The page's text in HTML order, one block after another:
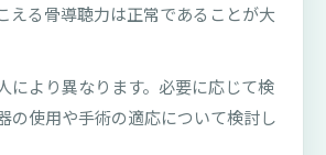
える骨導聴力は正常であることが大
により異なります。必要に応じて検
の使用や手術の適応について検討し